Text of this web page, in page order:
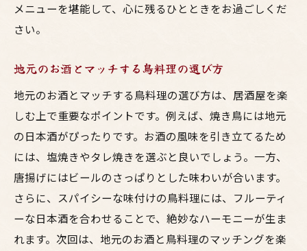
メニューを堪能して、心に残るひとときをお過ごしくだ
さい。
地元のお酒とマッチする鳥料理の選び方
地元のお酒とマッチする鳥料理の選び方は、居酒屋を楽
しむ上で重要なポイントです。例えば、焼き鳥には地元
の日本酒がぴったりです。お酒の風味を引き立てるため
には、塩焼きやタレ焼きを選ぶと良いでしょう。一方、
唐揚げにはビールのさっぱりとした味わいが合います。
さらに、スパイシーな味付けの鳥料理には、フルーティ
ーな日本酒を合わせることで、絶妙なハーモニーが生ま
れます。次回は、地元のお酒と鳥料理のマッチングを楽